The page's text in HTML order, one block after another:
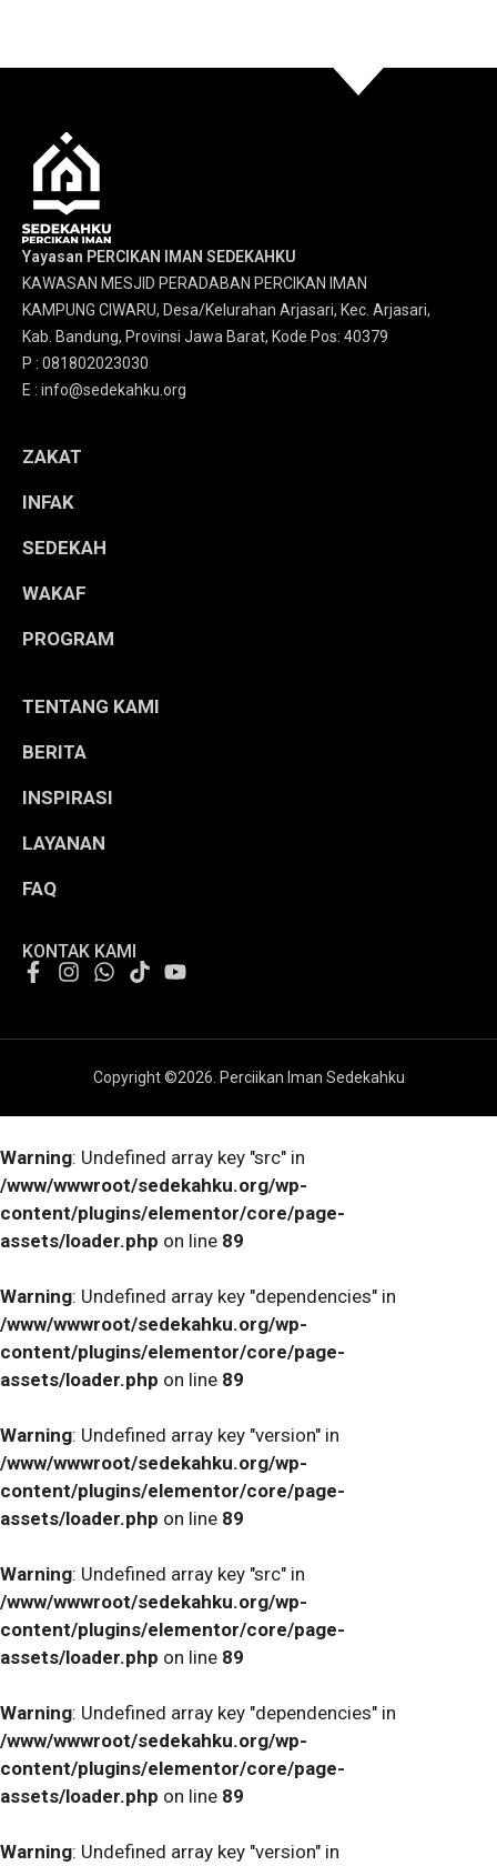
Yayasan PERCIKAN IMAN SEDEKAHKU
KAWASAN MESJID PERADABAN PERCIKAN IMAN
KAMPUNG CIWARU, Desa/Kelurahan Arjasari, Kec. Arjasari,
Kab. Bandung, Provinsi Jawa Barat, Kode Pos: 40379
P : 081802023030
E : info@sedekahku.org
ZAKAT
INFAK
SEDEKAH
WAKAF
PROGRAM
TENTANG KAMI
BERITA
INSPIRASI
LAYANAN
FAQ
KONTAK KAMI
Copyright ©2026 . Perciikan Iman Sedekahku
Warning: Undefined array key "src" in
/www/wwwroot/sedekahku.org/wp-
content/plugins/elementor/core/page-
assets/loader.php on line 89
Warning: Undefined array key "dependencies" in
/www/wwwroot/sedekahku.org/wp-
content/plugins/elementor/core/page-
assets/loader.php on line 89
Warning: Undefined array key "version" in
/www/wwwroot/sedekahku.org/wp-
content/plugins/elementor/core/page-
assets/loader.php on line 89
Warning: Undefined array key "src" in
/www/wwwroot/sedekahku.org/wp-
content/plugins/elementor/core/page-
assets/loader.php on line 89
Warning: Undefined array key "dependencies" in
/www/wwwroot/sedekahku.org/wp-
content/plugins/elementor/core/page-
assets/loader.php on line 89
Warning: Undefined array key "version" in